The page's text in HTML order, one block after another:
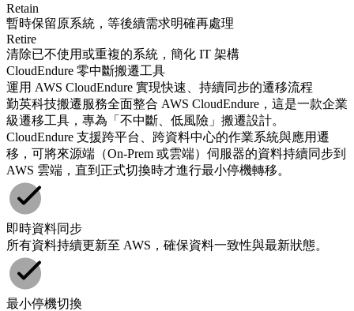
Retain
暫時保留原系統，等後續需求明確再處理
Retire
清除已不使用或重複的系統，簡化 IT 架構
CloudEndure 零中斷搬遷工具
運用 AWS CloudEndure 實現快速、持續同步的遷移流程
勤英科技搬遷服務全面整合 AWS CloudEndure，這是一款企業
級遷移工具，專為「不中斷、低風險」搬遷設計。
CloudEndure 支援跨平台、跨資料中心的作業系統與應用遷
移，可將來源端（On-Prem 或雲端）伺服器的資料持續同步到
AWS 雲端，直到正式切換時才進行最小停機轉移。
即時資料同步
所有資料持續更新至 AWS，確保資料一致性與最新狀態。
最小停機切換